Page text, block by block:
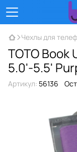
Чехлы для
TOTO Book
5.0'-5.5'
Артикул: 56136